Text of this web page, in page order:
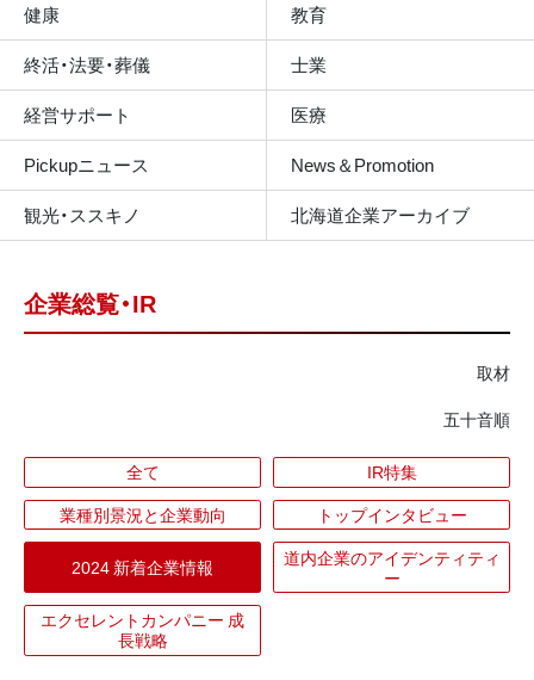
健康
教育
終活・法要・葬儀
士業
経営サポート
医療
Pickupニュース
News＆Promotion
観光・ススキノ
北海道企業アーカイブ
企業総覧・IR
取材
五十音順
全て
IR特集
業種別景況と企業動向
トップインタビュー
2024 新着企業情報
道内企業のアイデンティティ
ー
エクセレントカンパニー 成
長戦略